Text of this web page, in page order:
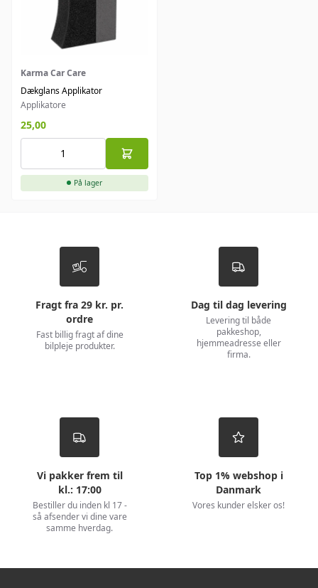
Karma Car Care
Dækglans Applikator
Applikatore
25,00
På lager
Fragt fra 29 kr. pr.
ordre
Fast billig fragt af dine
bilpleje produkter.
Dag til dag levering
Levering til både
pakkeshop,
hjemmeadresse eller
firma.
Vi pakker frem til
kl.: 17:00
Bestiller du inden kl 17 -
så afsender vi dine vare
samme hverdag.
Top 1% webshop i
Danmark
Vores kunder elsker os!